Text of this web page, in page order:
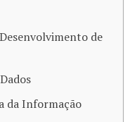
de
da Informação